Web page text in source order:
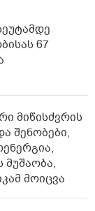
67
მიწისძვრის
შენობები,
მოიცვა